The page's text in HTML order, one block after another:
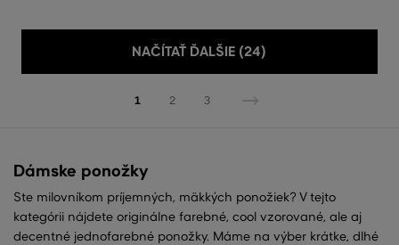
NAČÍTAŤ ĎALŠIE (24)
1 2 3
Dámske ponožky
Ste milovníkom príjemných, mäkkých ponožiek? V tejto
kategórii nájdete originálne farebné, cool vzorované, ale aj
decentné jednofarebné ponožky. Máme na výber krátke, dlhé